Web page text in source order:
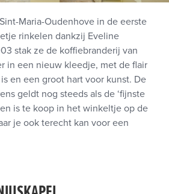
Maria-Oudenhove in de eerste
rinkelen dankzij Eveline
stak ze de koffiebranderij van
in een nieuw kleedje, met de flair
en een groot hart voor kunst. De
geldt nog steeds als de ‘fijnste
is te koop in het winkeltje op de
je ook terecht kan voor een